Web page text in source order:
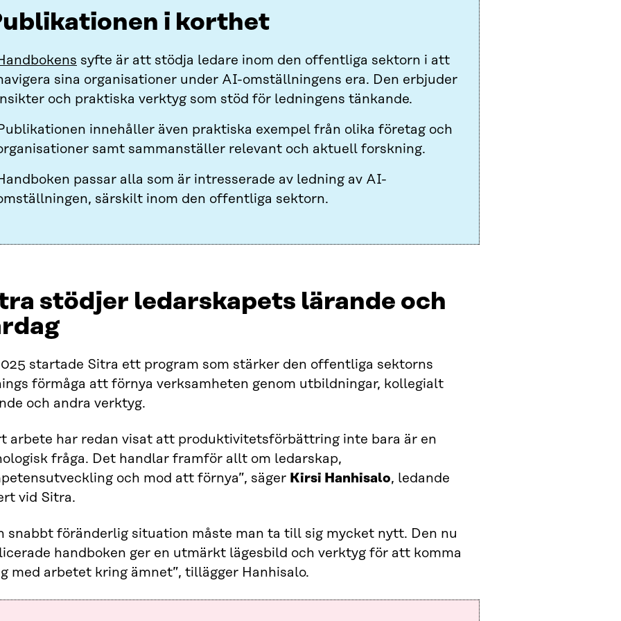
i korthet
syfte är att stödja ledare inom den offentliga sektorn i att
sina organisationer under AI-omställningens era. Den erbjuder
och praktiska verktyg som stöd för ledningens tänkande.
innehåller även praktiska exempel från olika företag och
samt sammanställer relevant och aktuell forskning.
passar alla som är intresserade av ledning av AI-
särskilt inom den offentliga sektorn.
stödjer ledarskapets lärande och
startade Sitra ett program som stärker den offentliga sektorns
förmåga att förnya verksamheten genom utbildningar, kollegialt
och andra verktyg.
arbete har redan visat att produktivitetsförbättring inte bara är en
fråga. Det handlar framför allt om ledarskap,
och mod att förnya”, säger Kirsi Hanhisalo, ledande
vid Sitra.
snabbt föränderlig situation måste man ta till sig mycket nytt. Den nu
handboken ger en utmärkt lägesbild och verktyg för att komma
med arbetet kring ämnet”, tillägger Hanhisalo.